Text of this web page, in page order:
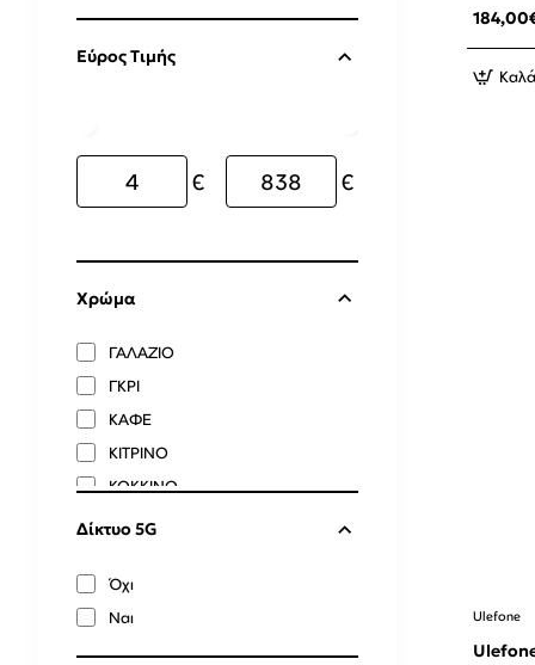
Εύρος Τιμής
€ €
Χρώμα
ΓΑΛΑΖΙΟ
ΓΚΡΙ
ΚΑΦΕ
ΚΙΤΡΙΝΟ
ΚΟΚΚΙΝΟ
ΛΕΥΚΟ
ΜΠΛΕ
ΠΟΡΤΟΚΑΛΙ
ΠΡΑΣΙΝΟ
Δίκτυο 5G
Όχι
Ναι
Ulefone
Ulefone Armor X16 Pro